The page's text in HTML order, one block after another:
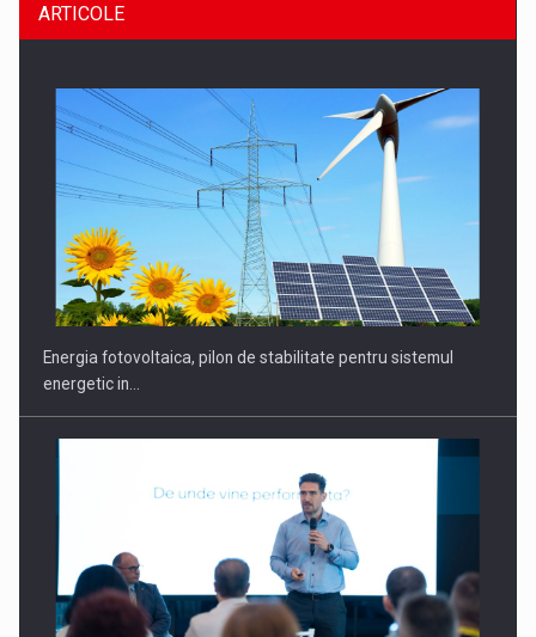
ARTICOLE
Energia fotovoltaica, pilon de stabilitate pentru sistemul
energetic in…